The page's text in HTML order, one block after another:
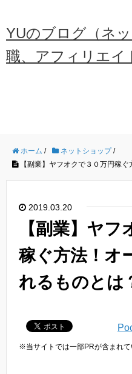
YUのブログ（ネ
職、アフィリエイ
ホーム / ネットショップ/
【副業】ヤフオクで３０万円稼
2019.03.20
【副業】ヤフ
稼ぐ方法！オ
れるものとは
※当サイトでは一部PRが含まれて